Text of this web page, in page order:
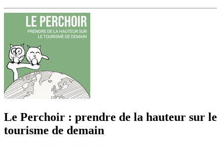
Le Perchoir : prendre de la hauteur sur le
tourisme de demain